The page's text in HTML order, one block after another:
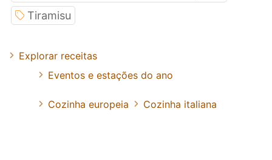
Tiramisu
Explorar receitas
Eventos e estações do ano
Cozinha europeia Cozinha italiana